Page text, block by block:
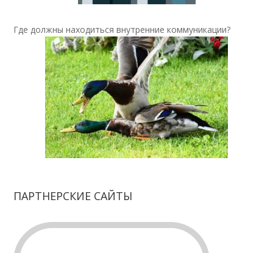
Где должны находиться внутренние коммуникации?
ПАРТНЕРСКИЕ САЙТЫ